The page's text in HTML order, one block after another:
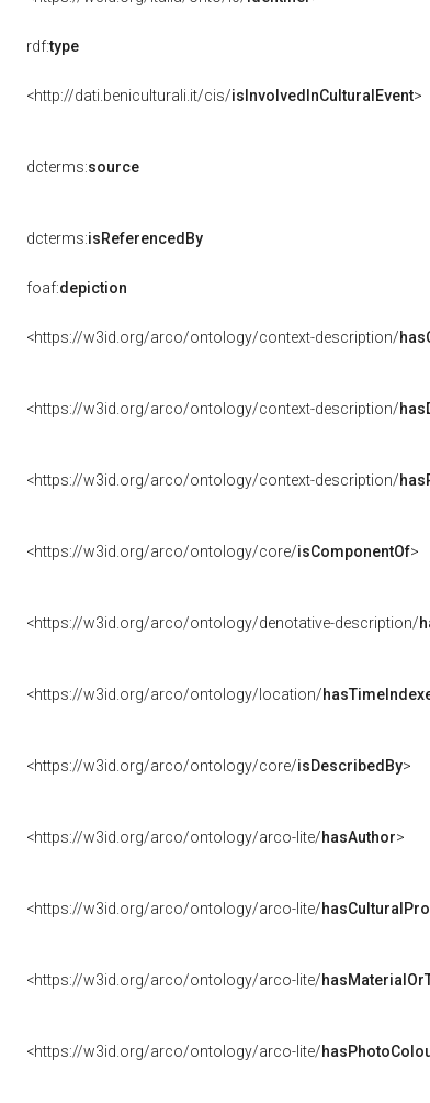
rdf:type
<http://dati.beniculturali.it/cis/isInvolvedInCulturalEvent>
dcterms:source
dcterms:isReferencedBy
foaf:depiction
<https://w3id.org/arco/ontology/context-description/
<https://w3id.org/arco/ontology/context-description/
<https://w3id.org/arco/ontology/context-description/
<https://w3id.org/arco/ontology/core/isComponentOf>
<https://w3id.org/arco/ontology/denotative-description/
<https://w3id.org/arco/ontology/location/
<https://w3id.org/arco/ontology/core/isDescribedBy>
<https://w3id.org/arco/ontology/arco-lite/hasAuthor>
<https://w3id.org/arco/ontology/arco-lite/
<https://w3id.org/arco/ontology/arco-lite/
<https://w3id.org/arco/ontology/arco-lite/